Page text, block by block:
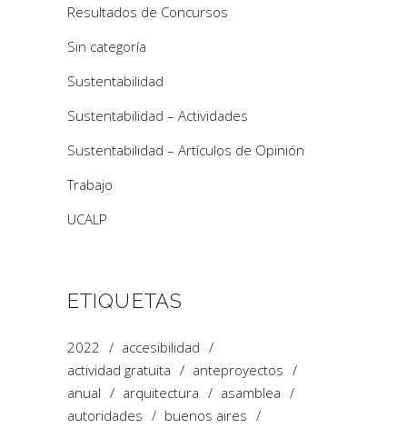
Resultados de Concursos
Sin categoría
Sustentabilidad
Sustentabilidad – Actividades
Sustentabilidad – Artículos de Opinión
Trabajo
UCALP
ETIQUETAS
2022
accesibilidad
actividad gratuita
anteproyectos
anual
arquitectura
asamblea
autoridades
buenos aires